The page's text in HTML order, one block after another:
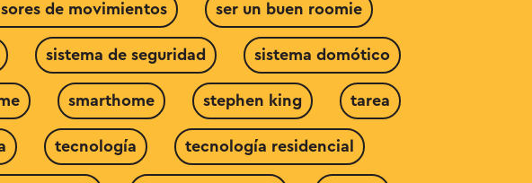
de movimientos ser un buen roomie
sistema de seguridad sistema domótico
smarthome stephen king tarea
tecnología tecnología residencial